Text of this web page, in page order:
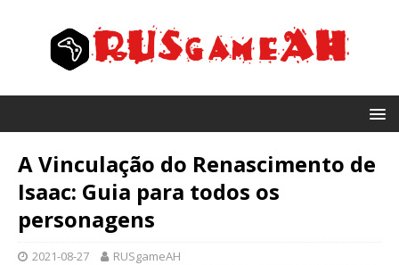
A Vinculação do Renascimento de
Isaac: Guia para todos os
personagens
2021-08-27 RUSgameAH